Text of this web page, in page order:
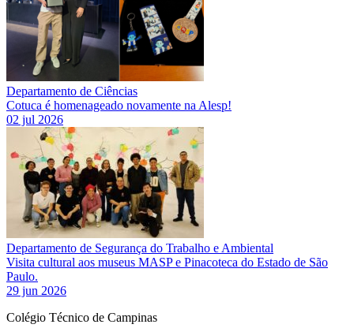
Departamento de Ciências
Cotuca é homenageado novamente na Alesp!
02 jul 2026
Departamento de Segurança do Trabalho e Ambiental
Visita cultural aos museus MASP e Pinacoteca do Estado de São
Paulo.
29 jun 2026
Colégio Técnico de Campinas